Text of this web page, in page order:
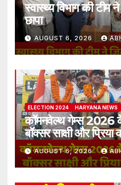
स्वास्थ्य विभाग की टीम
छापा
AUGUST 6, 2026
ELECTION 2024 HARYANA NEWS
कॉमनवेल्थ गेम्स 2026
बॉक्सर साक्षी और प्रिया
AUGUST 6, 2026